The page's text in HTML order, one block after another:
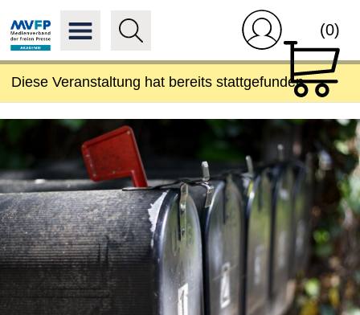
(0)
Diese Veranstaltung hat bereits stattgefunden.